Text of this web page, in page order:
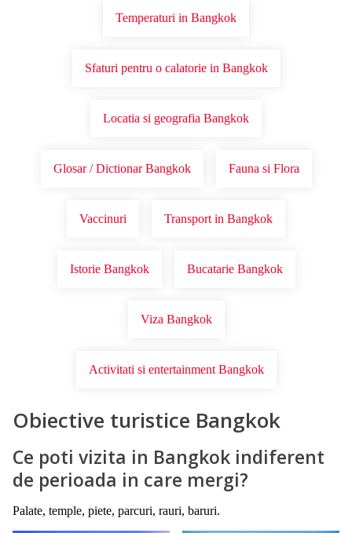
Temperaturi in Bangkok
Sfaturi pentru o calatorie in Bangkok
Locatia si geografia Bangkok
Glosar / Dictionar Bangkok Fauna si Flora
Vaccinuri Transport in Bangkok
Istorie Bangkok Bucatarie Bangkok
Viza Bangkok
Activitati si entertainment Bangkok
Obiective turistice Bangkok
Ce poti vizita in Bangkok indiferent
de perioada in care mergi?
Palate, temple, piete, parcuri, rauri, baruri.